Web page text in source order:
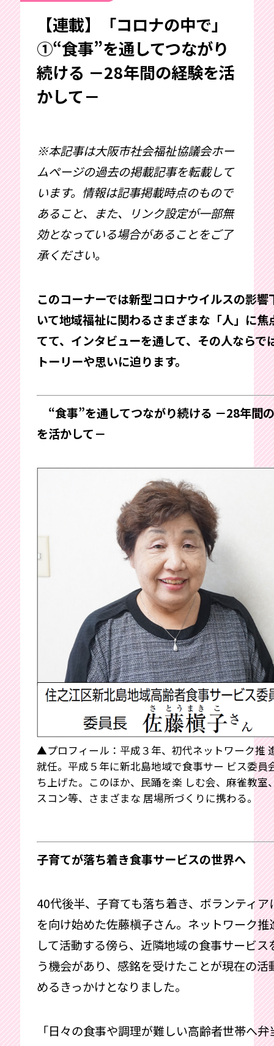
【連載】「コロナの中で」
①“食事”を通してつながり
続ける －28年間の経験を活
かして－
※本記事は大阪市社会福祉協議会ホー
ムページの過去の掲載記事を転載して
います。情報は記事掲載時点のもので
あること、また、リンク設定が一部無
効となっている場合があることをご了
承ください。
このコーナーでは新型コロナウイルスの影響
いて地域福祉に関わるさまざまな「人」に焦
てて、インタビューを通して、その人ならで
トーリーや思いに迫ります。
“食事”を通してつながり続ける －28年間
を活かして－
▲プロフィール：平成３年、初代ネットワーク推
就任。平成５年に新北島地域で食事サー ビス委員
ち上げた。このほか、民踊を楽 しむ会、麻雀教室
スコン等、さまざまな 居場所づくりに携わる。
子育てが落ち着き食事サービスの世界へ
40代後半、子育ても落ち着き、ボランティア
を向け始めた佐藤槇子さん。ネットワーク推
して活動する傍ら、近隣地域の食事サービス
う機会があり、感銘を受けたことが現在の活
めるきっかけとなりました。
「日々の食事や調理が難しい高齢者世帯へ弁